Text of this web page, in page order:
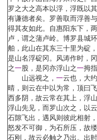
罗之大之高本以浮，浮既以
有谦德者矣。罗善取而浮善
得其友如此。自惠阳东下，
卢，谓之蒲卢岭。博罗县城
舶，此山在其东三十里为碇
是山名浮碇冈。风涛作时，
之一股，是冈亦浮山之一拇
山远视之， 一云也，大
晴，则云在中以为常，顶曰
西多阴，故云常在其上，浮
浮山先见，而罗山次之，以
石隙飞出，遇风则彼此相射
怒发不可御，为石所压，故
石刚，故云必触之乃出。出